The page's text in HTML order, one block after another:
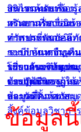
สินไหมทดแทน
บริการค้นหาข้อมู
ทรัพยากรสารนิเ
ทรัพยากรสารนิเท
ระเบียบการยืม-คืน
บริการของห้องส
ข้อปฏิบัติของผู้ใช้
สถานที่ตั้งห้องสมุ
ลิ้งค์ข้อมูลวิชากา
กระดานรับเรื่องร้
กระดานรับเรื่องร้
คำถามที่พบบ่อย
คำถามที่พบบ่อย
การประกันอัคคีภั
การกำหนดจำนว
โปรแกรมคำนวณ
ตารางมาตรฐานร
ข้อมูลที่ควรทราบ
ระบบค้นหากฏห
ระบบค้นหากฏหม
ระบบค้นหากฏหม
เกี่ยวกับบริษัทปร
ประกันชีวิต
ประกันวินาศภัย
ข้อมูลนี้